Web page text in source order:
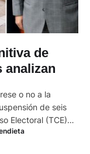
de
analizan
o no a la
de seis
Electoral (TCE)
derivada de
suspendió los